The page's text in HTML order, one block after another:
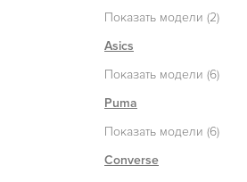
Показать модели (2)
Asics
Показать модели (6)
Puma
Показать модели (6)
Converse